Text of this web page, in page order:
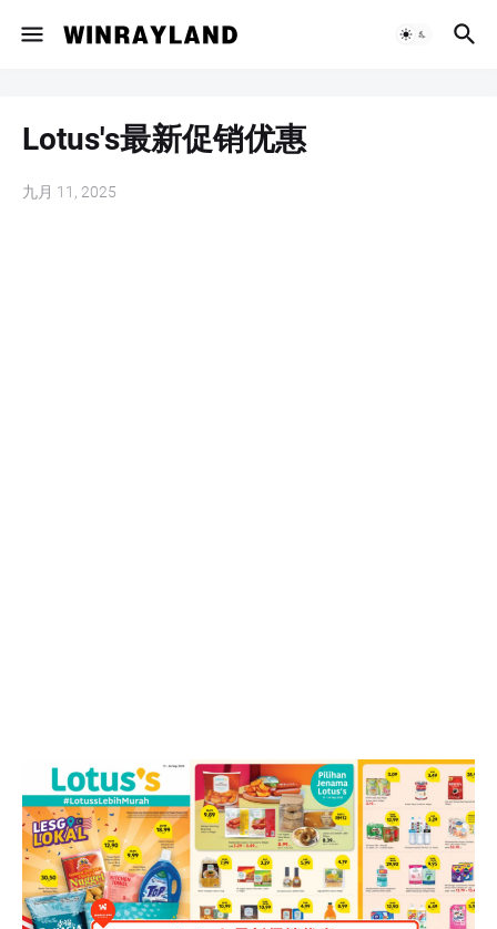
Lotus's最新促销优惠
九月 11, 2025